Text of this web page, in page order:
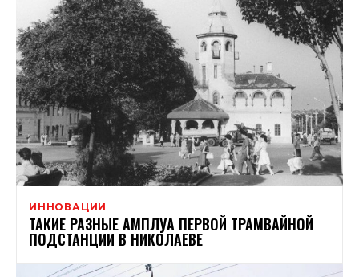
ИННОВАЦИИ
ТАКИЕ РАЗНЫЕ АМПЛУА ПЕРВОЙ ТРАМВАЙНОЙ
ПОДСТАНЦИИ В НИКОЛАЕВЕ